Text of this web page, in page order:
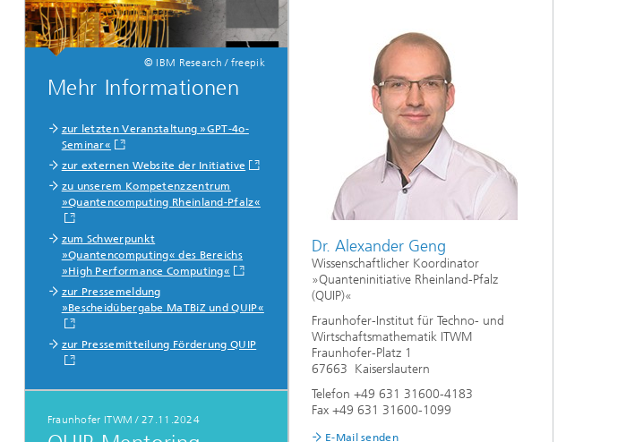
© IBM Research / freepik
Mehr Informationen
zur letzten Veranstaltung »GPT-4o-
Seminar«
zur externen Website der Initiative
zu unserem Kompetenzzentrum
»Quantencomputing Rheinland-Pfalz«
zum Schwerpunkt
»Quantencomputing« des Bereichs
»High Performance Computing«
zur Pressemeldung
»Bescheidübergabe MaTBiZ und QUIP«
zur Pressemitteilung Förderung QUIP
Fraunhofer ITWM / 27.11.2024
Dr. Alexander Geng
Wissenschaftlicher Koordinator
»Quanteninitiative Rheinland-Pfalz
(QUIP)«
Fraunhofer-Institut für Techno- und
Wirtschaftsmathematik ITWM
Fraunhofer-Platz 1
67663 Kaiserslautern
Telefon +49 631 31600-4183
Fax +49 631 31600-1099
E-Mail senden